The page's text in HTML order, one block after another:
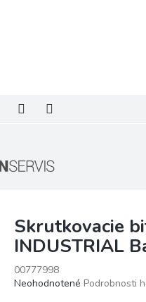
Skrutkovacie
INDUSTRIAL
00777998
Priemerné
Neohodnotené Podrobnosti